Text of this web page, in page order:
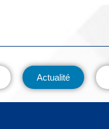
Actualité